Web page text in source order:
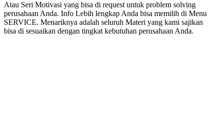
Atau Seri Motivasi yang bisa di request untuk problem solving
perusahaan Anda. Info Lebih lengkap Anda bisa memilih di Menu
SERVICE. Menariknya adalah seluruh Materi yang kami sajikan
bisa di sesuaikan dengan tingkat kebutuhan perusahaan Anda.